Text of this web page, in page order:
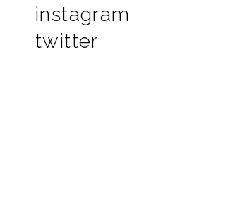
instagram
twitter